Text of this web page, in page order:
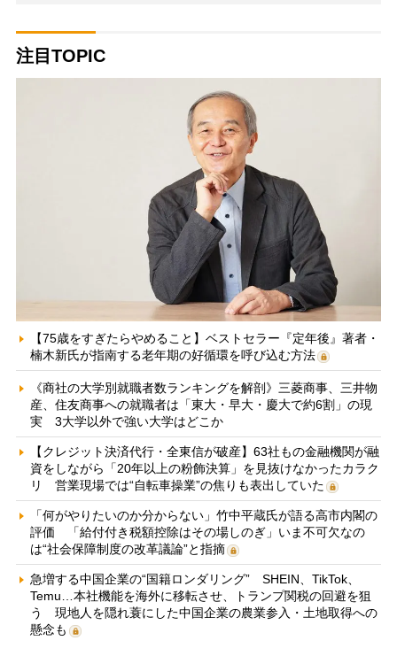
注目TOPIC
【75歳をすぎたらやめること】ベストセラー『定年後』著者・
楠木新氏が指南する老年期の好循環を呼び込む方法
《商社の大学別就職者数ランキングを解剖》三菱商事、三井物
産、住友商事への就職者は「東大・早大・慶大で約6割」の現
実 3大学以外で強い大学はどこか
【クレジット決済代行・全東信が破産】63社もの金融機関が融
資をしながら「20年以上の粉飾決算」を見抜けなかったカラク
リ 営業現場では“自転車操業”の焦りも表出していた
「何がやりたいのか分からない」竹中平蔵氏が語る高市内閣の
評価 「給付付き税額控除はその場しのぎ」いま不可欠なの
は“社会保障制度の改革議論”と指摘
急増する中国企業の“国籍ロンダリング” SHEIN、TikTok、
Temu…本社機能を海外に移転させ、トランプ関税の回避を狙
う 現地人を隠れ蓑にした中国企業の農業参入・土地取得への
懸念も